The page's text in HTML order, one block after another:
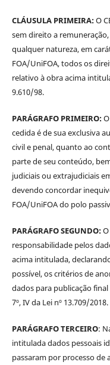
CLÁUSULA PRIMEIRA:O
sem direito a
qualquer natureza, em
FOA/UniFOA, todos os
relativo à obra acima
9.610/98.
PARÁGRAFO PRIMEIRO:O
cedida é de sua exclusiva
civil e penal, quanto ao
parte de seu conteúdo,
judiciais ou extrajudiciais
devendo concordar
FOA/UniFOA do polo
PARÁGRAFO SEGUNDO:O
responsabilidade pelos
acima intitulada,
possível, os critérios de
dados para publicação
7º, IV da Lei nº 13.709/2018.
PARÁGRAFO TERCEIRO:
intitulada dados pessoais
passaram por processo de